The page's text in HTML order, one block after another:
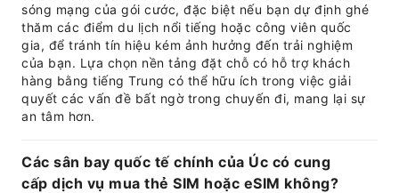
sóng mạng của gói cước, đặc biệt nếu bạn dự định ghé
thăm các điểm du lịch nổi tiếng hoặc công viên quốc
gia, để tránh tín hiệu kém ảnh hưởng đến trải nghiệm
của bạn. Lựa chọn nền tảng đặt chỗ có hỗ trợ khách
hàng bằng tiếng Trung có thể hữu ích trong việc giải
quyết các vấn đề bất ngờ trong chuyến đi, mang lại sự
an tâm hơn.
Các sân bay quốc tế chính của Úc có cung
cấp dịch vụ mua thẻ SIM hoặc eSIM không?